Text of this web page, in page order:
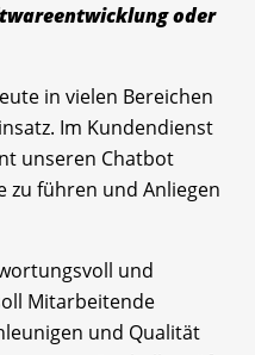
oder
in vielen Bereichen
Im Kundendienst
unseren Chatbot
zu führen und Anliegen
und
Mitarbeitende
und Qualität